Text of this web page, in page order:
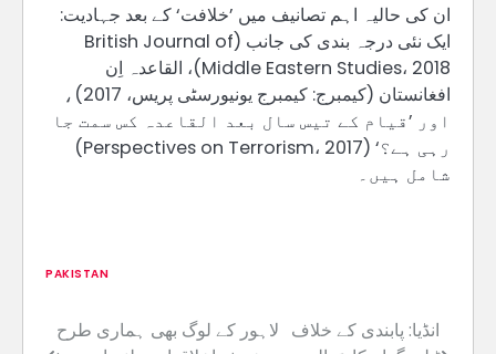
ان کی حالیہ اہم تصانیف میں ’خلافت‘ کے بعد جہادیت:
ایک نئی درجہ بندی کی جانب (British Journal of
Middle Eastern Studies، 2018)، القاعدہ اِن
افغانستان (کیمبرج: کیمبرج یونیورسٹی پریس، 2017)،
اور ’قیام کے تیس سال بعد القاعدہ کس سمت جا
رہی ہے؟‘ (Perspectives on Terrorism، 2017)
شامل ہیں۔
PAKISTAN
Post
لاہور کے لوگ بھی ہماری طرح انڈیا: پابندی کے خلاف